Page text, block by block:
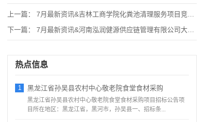
上一篇：
7月最新资讯&吉林工商学院化粪池清理服务项目竞争性
下一篇：
7月最新资讯&河南泓润健源供应链管理有限公司大宗食
热点信息
1 黑龙江省孙吴县农村中心敬老院食堂食材采购
黑龙江省孙吴县农村中心敬老院食堂食材采购项目招标公告项
目所在地区：黑龙江省，黑河市，孙吴县一、招标条...